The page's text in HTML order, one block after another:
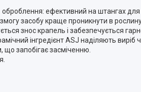
ефективний на штангах для
засобу краще проникнути в рослину
знос крапель і забезпечується
інгредієнт ASJ наділяють виріб
що запобігає засміченню.